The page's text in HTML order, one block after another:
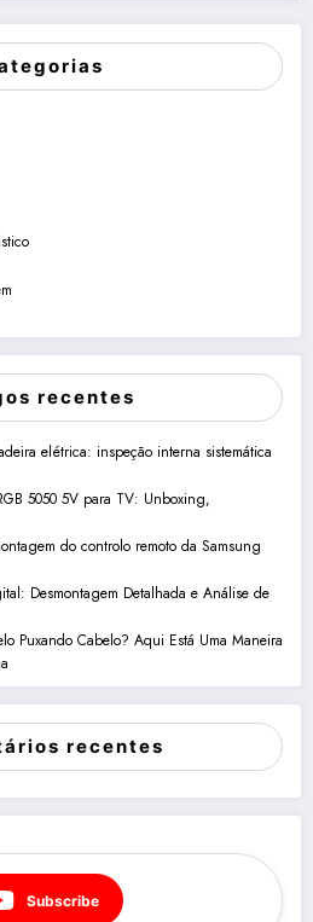
recentes
elétrica: inspeção interna sistemática
5050 5V para TV: Unboxing,
do controlo remoto da Samsung
Desmontagem Detalhada e Análise de
Puxando Cabelo? Aqui Está Uma Maneira
recentes
Subscribe